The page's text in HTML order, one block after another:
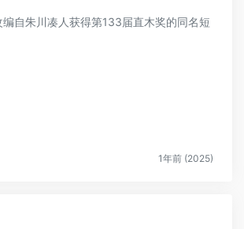
自朱川凑人获得第133届直木奖的同名短
1年前 (2025)